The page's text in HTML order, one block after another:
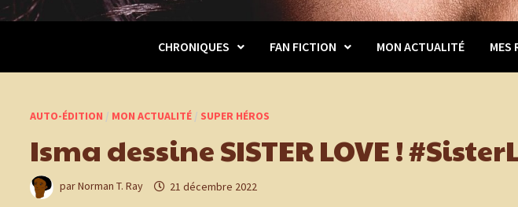
CHRONIQUES FAN FICTION MON ACTUALITÉ MES
AUTO-ÉDITION / MON ACTUALITÉ / SUPER HÉROS
Isma dessine SISTER LOVE !
parNorman T. Ray 21 décembre 2022